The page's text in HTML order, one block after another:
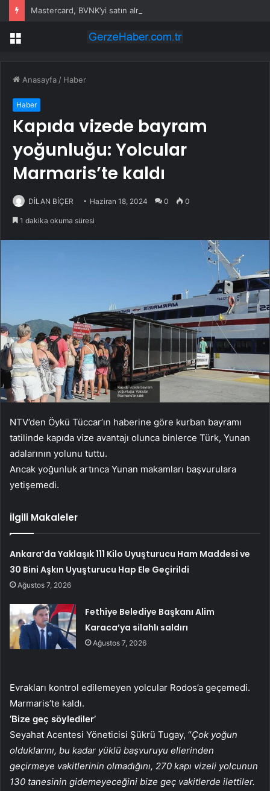
Mastercard, BVNK’yi satın alma işlemini tamamladı
Menü
Anasayfa / Haber
Haber
Kapıda vizede bayram
yoğunluğu: Yolcular
Marmaris’te kaldı
DİLAN BİÇER Haziran 18, 2024 0 0
1 dakika okuma süresi
NTV’den Öykü Tüccar’ın haberine göre kurban bayramı
tatilinde kapıda vize avantajı olunca binlerce Türk, Yunan
adalarının yolunu tuttu.
Ancak yoğunluk artınca Yunan makamları başvurulara
yetişemedi.
İlgili Makaleler
Ankara’da Yaklaşık 111 Kilo Uyuşturucu Ham Maddesi ve
30 Bini Aşkın Uyuşturucu Hap Ele Geçirildi
Ağustos 7, 2026
Fethiye Belediye Başkanı Alim
Karaca’ya silahlı saldırı
Ağustos 7, 2026
Evrakları kontrol edilemeyen yolcular Rodos’a geçemedi.
Marmaris’te kaldı.
‘Bize geç söylediler’
Seyahat Acentesi Yöneticisi Şükrü Tugay, “Çok yoğun
olduklarını, bu kadar yüklü başvuruyu ellerinden
geçirmeye vakitlerinin olmadığını, 270 kapı vizeli yolcunun
130 tanesinin gidemeyeceğini bize geç vakitlerde ilettiler.